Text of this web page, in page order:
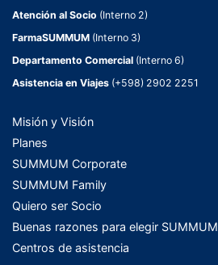
Atención al Socio (Interno 2)
FarmaSUMMUM (Interno 3)
Departamento Comercial (Interno 6)
Asistencia en Viajes (+598) 2902 2251
Misión y Visión
Planes
SUMMUM Corporate
SUMMUM Family
Quiero ser Socio
Buenas razones para elegir SUMMUM
Centros de asistencia